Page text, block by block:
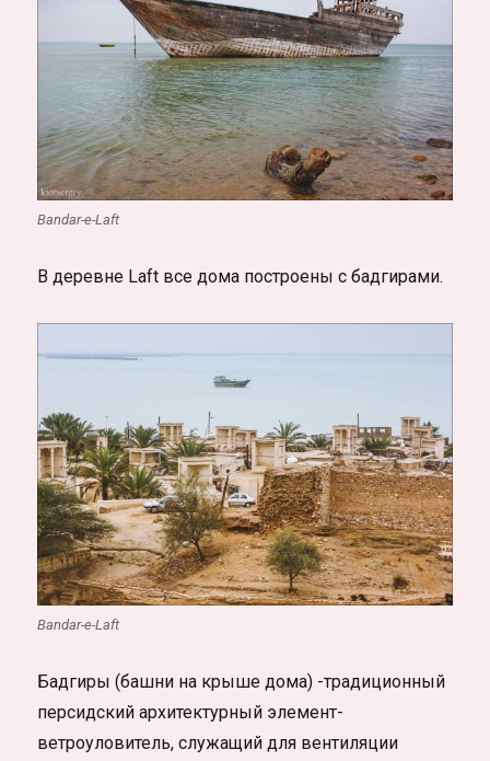
Bandar-e-Laft
В деревне Laft все дома построены с бадгирами.
Bandar-e-Laft
Бадгиры (башни на крыше дома) -традиционный
персидский архитектурный элемент-
ветроуловитель, служащий для вентиляции